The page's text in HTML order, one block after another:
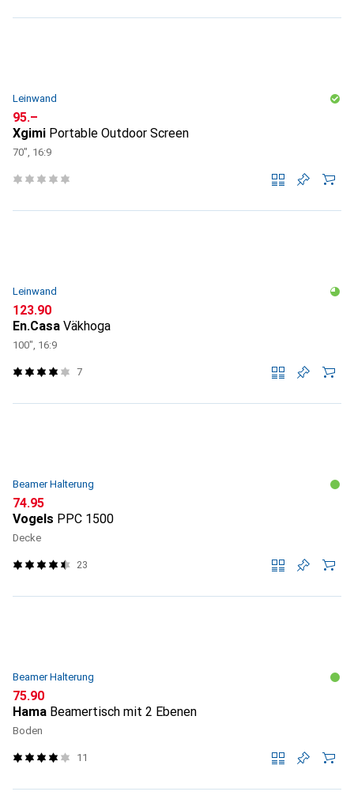
Leinwand
CHF
95.–
Xgimi Portable Outdoor Screen
70", 16:9
Leinwand
CHF
123.90
En.Casa Väkhoga
100", 16:9
7
Beamer Halterung
CHF
74.95
Vogels PPC 1500
Decke
23
Beamer Halterung
CHF
75.90
Hama Beamertisch mit 2 Ebenen
Boden
11